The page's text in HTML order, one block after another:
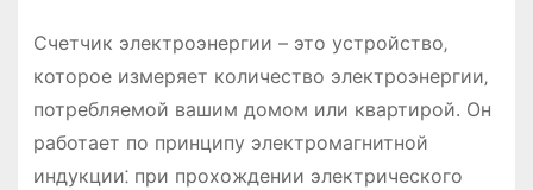
Счетчик электроэнергии – это устройство‚
которое измеряет количество электроэнергии‚
потребляемой вашим домом или квартирой. Он
работает по принципу электромагнитной
индукции⁚ при прохождении электрического